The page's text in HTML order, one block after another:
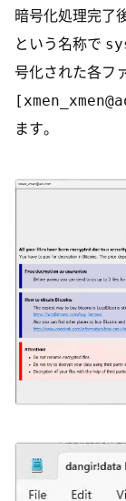
暗号化処理完了
という名称で
号化された各フ
ます。